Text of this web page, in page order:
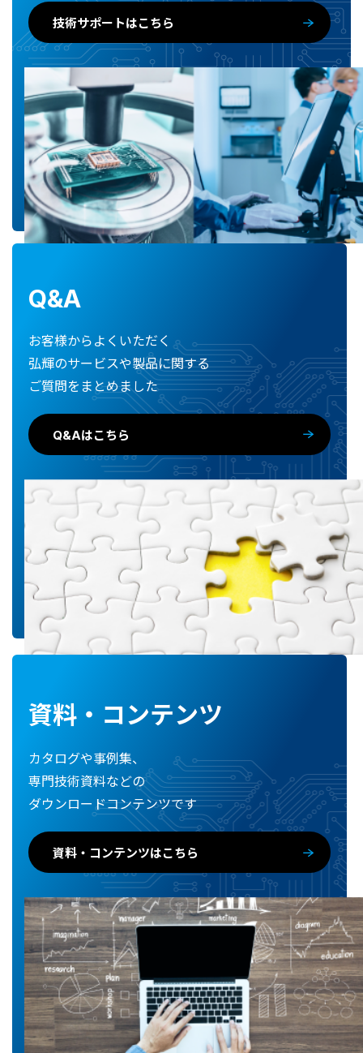
技術サポートはこちら
Q&A
お客様からよくいただく
弘輝のサービスや製品に関する
ご質問をまとめました
Q&Aはこちら
資料・コンテンツ
カタログや事例集、
専門技術資料などの
ダウンロードコンテンツです
資料・コンテンツはこちら